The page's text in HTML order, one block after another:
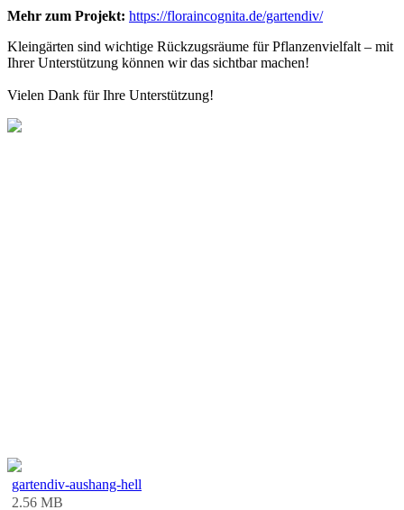
Mehr zum Projekt: https://floraincognita.de/gartendiv/
Kleingärten sind wichtige Rückzugsräume für Pflanzenvielfalt – mit
Ihrer Unterstützung können wir das sichtbar machen!
Vielen Dank für Ihre Unterstützung!
gartendiv-aushang-hell
2.56 MB